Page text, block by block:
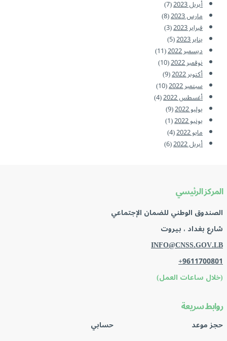
أبريل 2023
(7)
مارس 2023
(8)
فبراير 2023
(3)
يناير 2023
(5)
ديسمبر 2022
(11)
نوفمبر 2022
(10)
أكتوبر 2022
(9)
سبتمبر 2022
(10)
أغسطس 2022
(4)
يوليو 2022
(9)
يونيو 2022
(1)
مايو 2022
(4)
أبريل 2022
(6)
المركز الرئيسي
الصندوق الوطني للضمان الإجتماعي
شارع بغداد ، بيروت
INFO@CNSS.GOV.LB
+9611700801
(خلال ساعات العمل)
روابط سريعة
حجز موعد حسابي